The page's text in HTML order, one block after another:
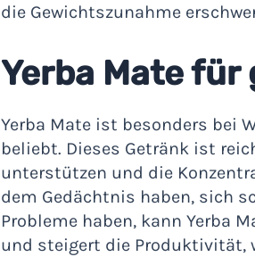
die Gewichtszunahme
Yerba Mate
Yerba Mate ist besonders bei
beliebt. Dieses Getränk ist
unterstützen und die
dem Gedächtnis haben, sich
Probleme haben, kann Yerba
und steigert die Produktivität,